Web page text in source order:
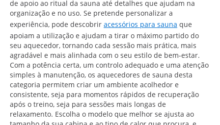
de apoio ao ritual da sauna até detalhes que ajudam na
organização e no uso. Se pretende personalizar a
experiência, pode descobrir acessórios para sauna que
apoiam a utilização e ajudam a tirar o máximo partido do
seu aquecedor, tornando cada sessão mais prática, mais
agradável e mais alinhada com o seu estilo de bem-estar.
Com a potência certa, um controlo adequado e uma atenção
simples à manutenção, os aquecedores de sauna desta
categoria permitem criar um ambiente acolhedor e
consistente, seja para momentos rápidos de recuperação
após o treino, seja para sessões mais longas de
relaxamento. Escolha o modelo que melhor se ajusta ao